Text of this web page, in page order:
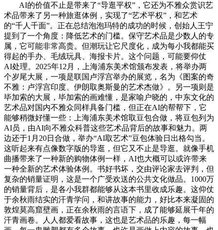
AI的价值不止是带来了“导逛平权”，它还为不雅众赏识艺
术品带来了另一种旅逛体例，实现了“艺术平权”，和艺术
的“千人千面”。正在总结泡泡玛特的成功的时候，创始人王宁
提到了一个角度：降低艺术的门槛。保守艺术品是少数人的专
属，它可能非常高贵。但潮玩让它尺度化，成为每小我都能买
得起的手办、毛绒玩具、海报卡片。这个问题，可能要仰仗
AI处理。2025年12月，上海浦东美术馆颁布发表，将举办两
个岁尾大展，一项是联国卢浮宫举办的展览，名为《图案的奇
不雅：卢浮宫印度、伊朗取奥斯曼的艺术杰做》。另一项则是
毕加索的大展，毕加索的画难懂，是家喻户晓的，中东文化的
艺术品对国内不雅众同样具备门槛，但正在AI的帮帮下，它
能够稍微好懂一些：上海浦东美术馆取豆包合做，将豆包列为
AI员，由AI向不雅众科普这些艺术品背后的故事和魅力。两
边还于1月20日合做，举办“AI取艺术”豆包体验日出格勾当。
这听起来有点像数字版的导逛，但它又不止是导逛。就像手机
曲播带来了一种新的购物体例一样，AI也大概可以或许带来
一种全新的艺术体验体例。书好书坏，交由评论家去评判，但
复杂的销量证明，这是一个广受欢送的公共文化做品。1000万
的销量背后，是各小我群都能够从这本书里收成乐趣。这仰仗
于余秋雨结实的汗青学问，和讲故事的能力，好比本来凝固的
敦煌莫高窟壁画，正在余秋雨的言语下，成了能够延展千年的
汗青画卷。人人都爱看故事，这也是艺术品的乐趣，每一幅